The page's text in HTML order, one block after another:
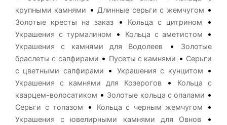
крупными камнями •Длинные серьги с жемчугом •
Золотые кресты на заказ• Кольца с цитрином •
Украшения с турмалином • Кольца с аметистом •
Украшения с камнями для Водолеев •
Золотые
браслеты с сапфирами • Пусеты с камнями • Серьги
с цветными сапфирами
• Украшения с кунцитом •
Украшения с камнями для Козерогов•
Кольца с
кварцем-волосатиком • Золотые кольца с опалами •
Серьги с топазом • Кольца с черным жемчугом •
Украшения с ювелирными камнями для Овнов•